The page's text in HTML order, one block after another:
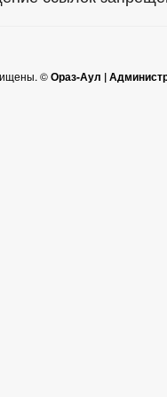
©Ораз-Аул |